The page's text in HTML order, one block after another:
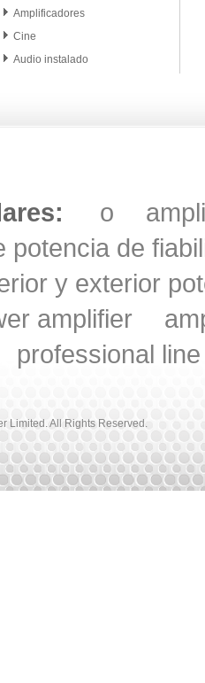
Amplificadores
Cine
Audio instalado
o
potencia de
y exterior
amplifier
professional
Limited. All Rights Reserved.